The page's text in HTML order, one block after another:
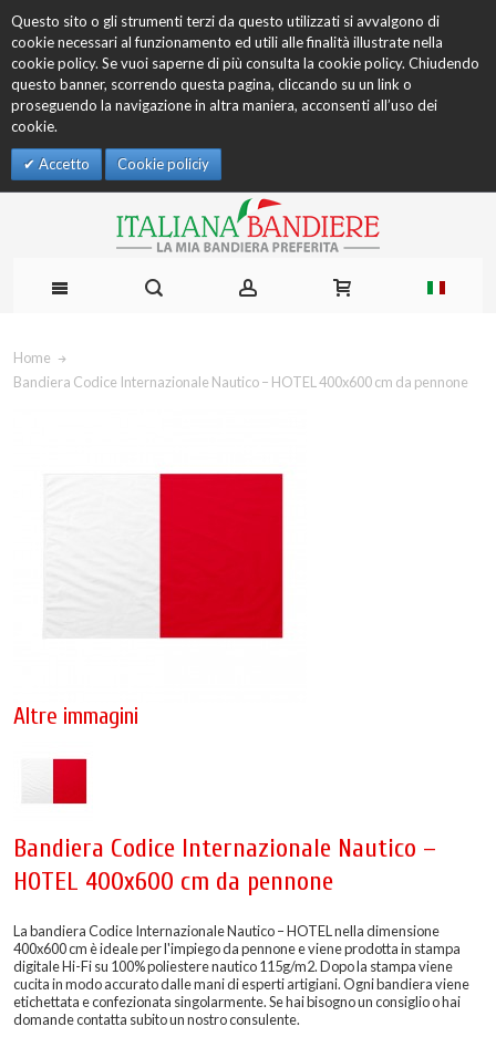
Questo sito o gli strumenti terzi da questo utilizzati si avvalgono di
cookie necessari al funzionamento ed utili alle finalità illustrate nella
cookie policy. Se vuoi saperne di più consulta la cookie policy. Chiudendo
questo banner, scorrendo questa pagina, cliccando su un link o
proseguendo la navigazione in altra maniera, acconsenti all’uso dei
cookie.
Accetto Cookie policiy
Home
Bandiera Codice Internazionale Nautico – HOTEL 400x600 cm da pennone
Altre immagini
Bandiera Codice Internazionale Nautico –
HOTEL 400x600 cm da pennone
La bandiera Codice Internazionale Nautico – HOTEL nella dimensione
400x600 cm è ideale per l'impiego da pennone e viene prodotta in stampa
digitale Hi-Fi su 100% poliestere nautico 115g/m2. Dopo la stampa viene
cucita in modo accurato dalle mani di esperti artigiani. Ogni bandiera viene
etichettata e confezionata singolarmente. Se hai bisogno un consiglio o hai
domande contatta subito un nostro consulente.